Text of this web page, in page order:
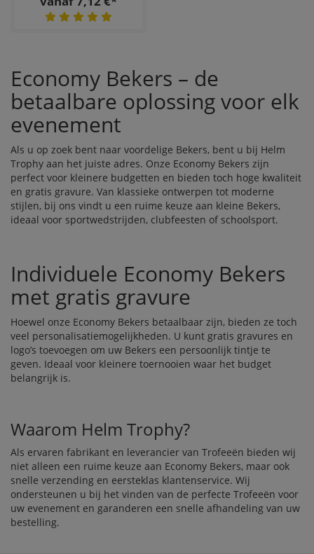
Economy Bekers – de
betaalbare oplossing voor elk
evenement
Als u op zoek bent naar voordelige Bekers, bent u bij Helm
Trophy aan het juiste adres. Onze Economy Bekers zijn
perfect voor kleinere budgetten en bieden toch hoge kwaliteit
en gratis gravure. Van klassieke ontwerpen tot moderne
stijlen, bij ons vindt u een ruime keuze aan kleine Bekers,
ideaal voor sportwedstrijden, clubfeesten of schoolsport.
Individuele Economy Bekers
met gratis gravure
Hoewel onze Economy Bekers betaalbaar zijn, bieden ze toch
veel personalisatiemogelijkheden. U kunt gratis gravures en
logo’s toevoegen om uw Bekers een persoonlijk tintje te
geven. Ideaal voor kleinere toernooien waar het budget
belangrijk is.
Waarom Helm Trophy?
Als ervaren fabrikant en leverancier van Trofeeën bieden wij
niet alleen een ruime keuze aan Economy Bekers, maar ook
snelle verzending en eersteklas klantenservice. Wij
ondersteunen u bij het vinden van de perfecte Trofeeën voor
uw evenement en garanderen een snelle afhandeling van uw
bestelling.